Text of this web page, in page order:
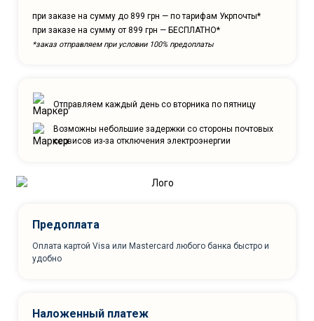
при заказе на сумму до 899 грн — по тарифам Укрпочты*
при заказе на сумму от 899 грн — БЕСПЛАТНО*
*заказ отправляем при условии 100% предоплаты
Отправляем каждый день со вторника по пятницу
Возможны небольшие задержки со стороны почтовых
сервисов из-за отключения электроэнергии
Предоплата
Оплата картой Visa или Mastercard любого банка быстро и
удобно
Наложенный платеж